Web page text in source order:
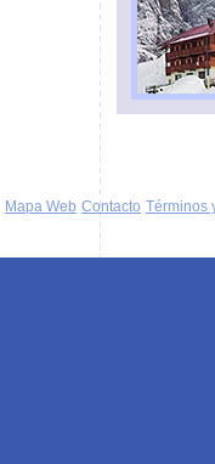
Mapa Web Contacto Términos